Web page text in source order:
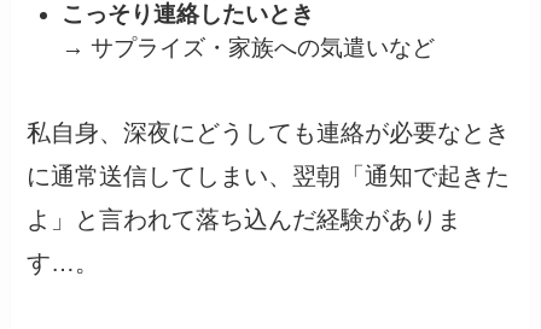
こっそり連絡したいとき
→ サプライズ・家族への気遣いなど
私自身、深夜にどうしても連絡が必要なとき
に通常送信してしまい、翌朝「通知で起きた
よ」と言われて落ち込んだ経験がありま
す…。